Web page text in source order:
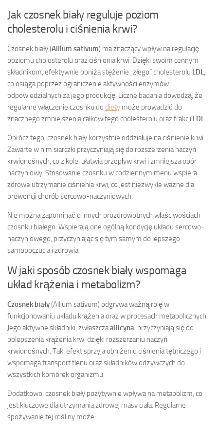
Jak czosnek biały reguluje poziom
cholesterolu i ciśnienia krwi?
Czosnek biały (Allium sativum) ma znaczący wpływ na regulację
poziomu cholesterolu oraz ciśnienia krwi. Dzięki swoim cennym
składnikom, efektywnie obniża stężenie „złego” cholesterolu LDL,
co osiąga poprzez ograniczenie aktywności enzymów
odpowiedzialnych za jego produkcję. Liczne badania dowodzą, że
regularne włączenie czosnku do diety może prowadzić do
znacznego zmniejszenia całkowitego cholesterolu oraz frakcji LDL.
Oprócz tego, czosnek biały korzystnie oddziałuje na ciśnienie krwi.
Zawarte w nim siarczki przyczyniają się do rozszerzenia naczyń
krwionośnych, co z kolei ułatwia przepływ krwi i zmniejsza opór
naczyniowy. Stosowanie czosnku w codziennym menu wspiera
zdrowe utrzymanie ciśnienia krwi, co jest niezwykle ważne dla
prewencji chorób sercowo-naczyniowych.
Nie można zapominać o innych prozdrowotnych właściwościach
czosnku białego. Wspierają one ogólną kondycję układu sercowo-
naczyniowego, przyczyniając się tym samym do lepszego
samopoczucia i zdrowia.
W jaki sposób czosnek biały wspomaga
układ krążenia i metabolizm?
Czosnek biały(Allium sativum) odgrywa ważną rolę w
funkcjonowaniu układu krążenia oraz w procesach metabolicznych.
Jego aktywne składniki, zwłaszczaallicyna, przyczyniają się do
polepszenia krążenia krwi dzięki rozszerzaniu naczyń
krwionośnych. Taki efekt sprzyja obniżeniu ciśnienia tętniczego i
wspomaga transport tlenu oraz składników odżywczych do
wszystkich komórek organizmu.
Dodatkowo, czosnek biały pozytywnie wpływa na metabolizm, co
jest kluczowe dla utrzymania zdrowej masy ciała. Regularne
spożywanie tej rośliny może: